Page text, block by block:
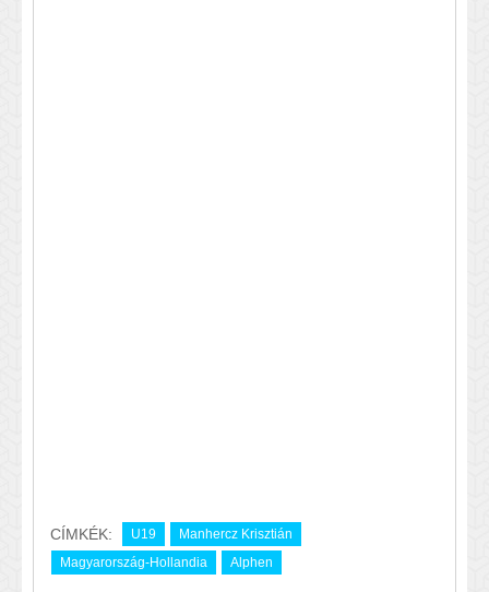
CÍMKÉK: U19
Manhercz Krisztián
Magyarország-Hollandia
Alphen